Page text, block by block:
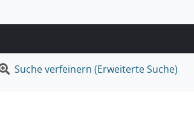
Suche verfeinern (Erweiterte Suche)